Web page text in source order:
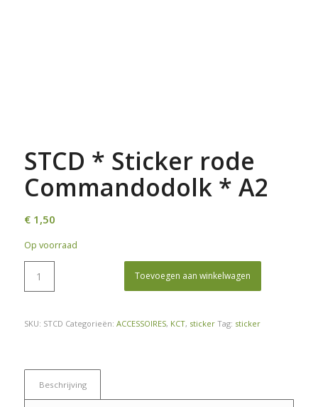
STCD * Sticker rode
Commandodolk * A2
€1,50
Op voorraad
Toevoegen aan winkelwagen
SKU: STCD Categorieën: ACCESSOIRES, KCT, sticker Tag: sticker
Beschrijving